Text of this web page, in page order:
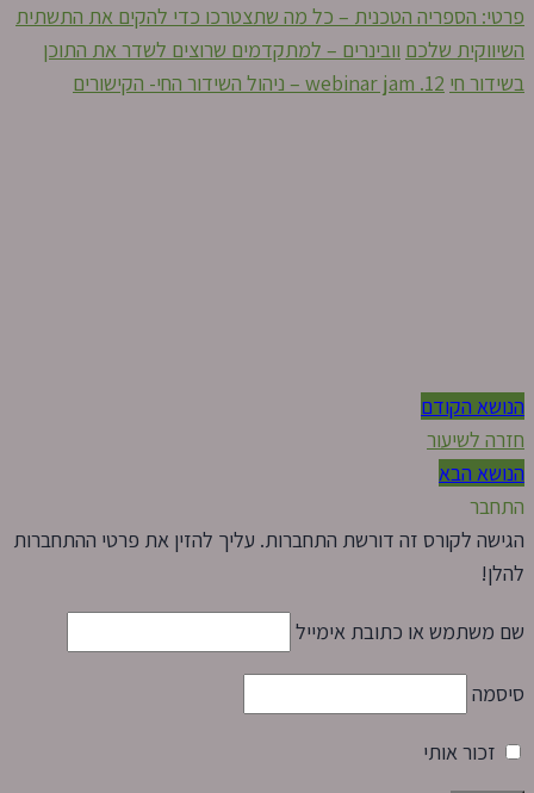
פרטי: הספריה הטכנית – כל מה שתצטרכו כדי להקים את התשתית
השיווקית שלכם וובינרים – למתקדמים שרוצים לשדר את התוכן
בשידור חי 12. webinar jam – ניהול השידור החי- הקישורים
הנושא הקודם
חזרה לשיעור
הנושא הבא
התחבר
הגישה לקורס זה דורשת התחברות. עליך להזין את פרטי ההתחברות
להלן!
שם משתמש או כתובת אימייל
סיסמה
זכור אותי